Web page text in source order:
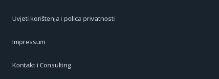
Uvjeti korištenja i polica privatnosti
Impressum
Kontakt i Consulting